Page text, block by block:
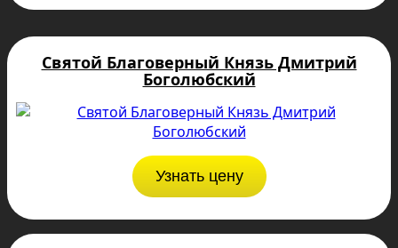
Святой Благоверный Князь Дмитрий
Боголюбский
Узнать цену